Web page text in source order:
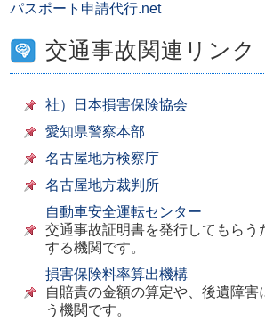
パスポート申請代行.net
交通事故関連リンク
社）日本損害保険協会
愛知県警察本部
名古屋地方検察庁
名古屋地方裁判所
自動車安全運転センター
交通事故証明書を発行してもらう
する機関です。
損害保険料率算出機構
自賠責の金額の算定や、後遺障害
う機関です。